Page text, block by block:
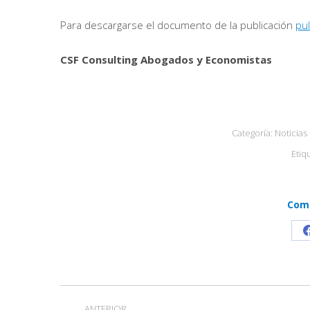
Para descargarse el documento de la publicación
CSF Consulting Abogados y Economistas
Categoría: Noticias